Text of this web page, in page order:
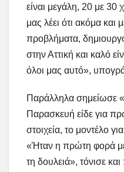
είναι μεγάλη, 20 με 30
μας λέει ότι ακόμα και
προβλήματα,
στην Αττική και καλό
όλοι μας αυτό»,
Παράλληλα σημείωσε
Παρασκευή είδε για
στοιχεία, το μοντέλο
«Ήταν η πρώτη φορά
τη δουλειά», τόνισε